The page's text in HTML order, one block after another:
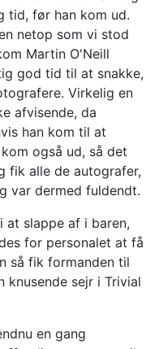
tid, før han kom ud.
netop som vi stod
Martin O'Neill
god tid til at snakke,
Virkelig en
afvisende, da
han kom til at
også ud, så det
fik alle de autografer,
var dermed fuldendt.
at slappe af i baren,
for personalet at få
så fik formanden til
sejr i Trivial
en gang